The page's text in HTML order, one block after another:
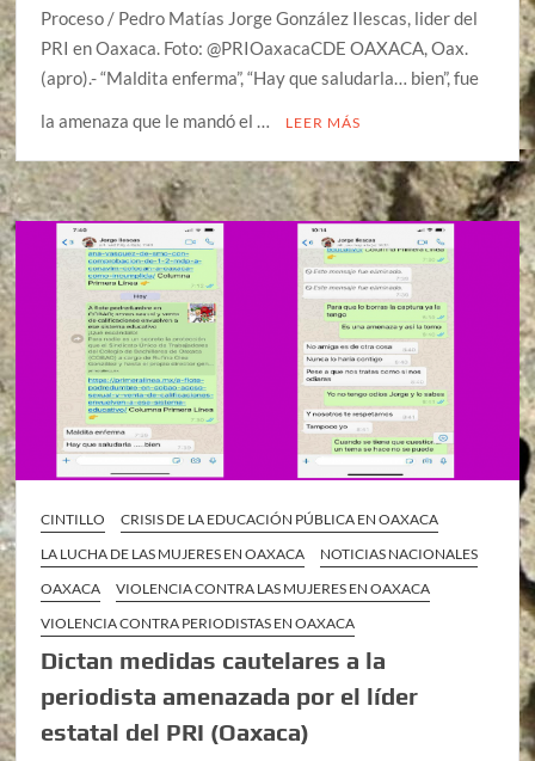
Proceso / Pedro Matías Jorge González Ilescas, lider del
PRI en Oaxaca. Foto: @PRIOaxacaCDE OAXACA, Oax.
(apro).- “Maldita enferma”, “Hay que saludarla… bien”, fue
la amenaza que le mandó el …
LEER MÁS
CINTILLO
CRISIS DE LA EDUCACIÓN PÚBLICA EN OAXACA
LA LUCHA DE LAS MUJERES EN OAXACA
NOTICIAS NACIONALES
OAXACA
VIOLENCIA CONTRA LAS MUJERES EN OAXACA
VIOLENCIA CONTRA PERIODISTAS EN OAXACA
Dictan medidas cautelares a la
periodista amenazada por el líder
estatal del PRI (Oaxaca)